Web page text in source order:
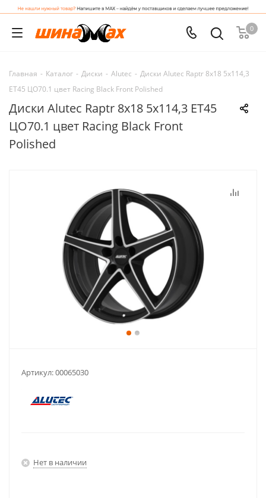
0
Главная - Каталог - Диски - Alutec - Диски Alutec Raptr 8x18 5x114,3
ET45 ЦО70.1 цвет Racing Black Front Polished
Диски Alutec Raptr 8x18 5x114,3 ET45
ЦО70.1 цвет Racing Black Front
Polished
Артикул:00065030
Нет в наличии